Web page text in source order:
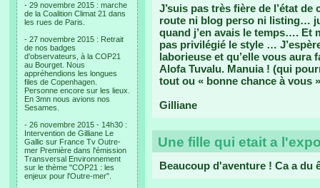
- 29 novembre 2015 : marche
de la Coalition Climat 21 dans
les rues de Paris.
- 27 novembre 2015 : Retrait
de nos badges
d’observateurs, à la COP21
au Bourget. Nous
appréhendions les longues
files de Copenhagen.
Personne encore sur les lieux.
En 3mn nous avions nos
Sesames.
- 26 novembre 2015 - 14h30 :
Intervention de Gilliane Le
Gallic sur France Tv Outre-
mer Première dans l'émission
Transversal Environnement
sur le thème "COP21 : les
enjeux pour l'Outre-mer".
J’suis pas très fière de l’état
route ni blog perso ni listing…
quand j’en avais le temps…. Et
pas privilégié le style …
laborieuse et qu’elle vous aura
Alofa Tuvalu. Manuia ! (qui
tout ou « bonne chance à vous
Gilliane
Une fille qui etait a
Beaucoup d'aventure ! Ca a du